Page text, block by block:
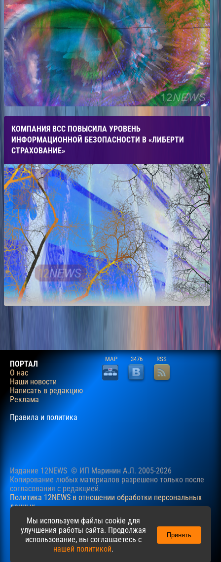
КОМПАНИЯ ВСС ПОВЫСИЛА УРОВЕНЬ
ИНФОРМАЦИОННОЙ БЕЗОПАСНОСТИ В «ЛИБЕРТИ
СТРАХОВАНИЕ»
ПОРТАЛ
О нас
Наши новости
Написать в редакцию
Реклама
Правила и политика
MAP 3476 RSS
Издание 12NEWS © ИП Маринин А.Л. 2005-2026
Копирование любых материалов разрешено только после
согласования c редакцией.
Политика 12NEWS в отношении обработки персональных
данных
Наш сайт использует файлы cookie для учучшения
пользовательского опыта. Продолжая просматривать сайт,
вы соглашаетесь с нашейПолитикойв отношении файлов
Мы используем файлы cookie для
улучшения работы сайта. Продолжая
использование, вы соглашаетесь с
нашей политикой.
Принять